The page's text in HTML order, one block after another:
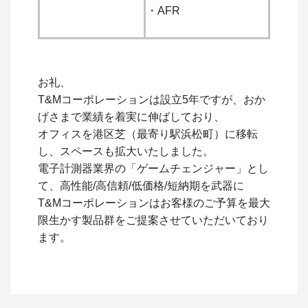
・AFR
お礼、
T&Mコーポレーションは設立5年ですが、おか
げさまで業績を着実に伸ばしており、
オフィスを港区芝（最寄り駅浜松町）に移転
し、スペースも拡大いたしました。
電子計測器業界の「ゲームチェンジャー」とし
て、高性能/高信頼/低価格/短納期を武器に
T&Mコーポレーションはお客様のご予算を最大
限生かす製品群をご提案させていただいており
ます。